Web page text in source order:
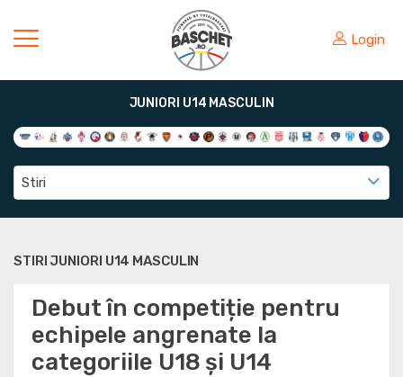
Login
JUNIORI U14 MASCULIN
Stiri
STIRI JUNIORI U14 MASCULIN
Debut în competiție pentru
echipele angrenate la
categoriile U18 și U14